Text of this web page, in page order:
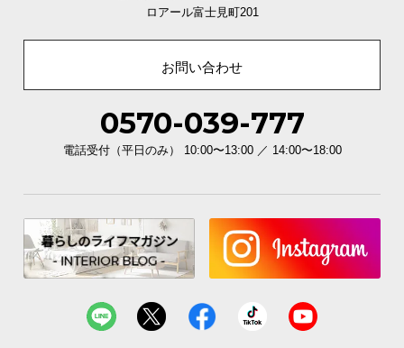
ロアール富士見町201
お問い合わせ
0570-039-777
電話受付（平日のみ） 10:00〜13:00 ／ 14:00〜18:00